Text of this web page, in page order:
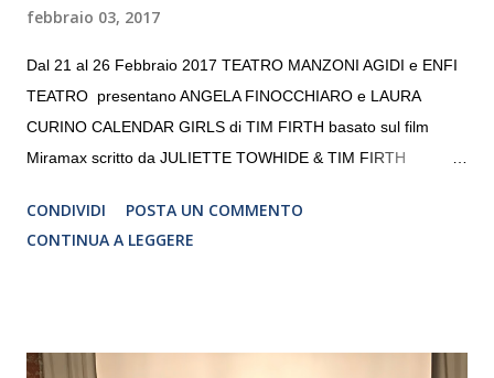
febbraio 03, 2017
Dal 21 al 26 Febbraio 2017 TEATRO MANZONI AGIDI e ENFI
TEATRO presentano ANGELA FINOCCHIARO e LAURA
CURINO CALENDAR GIRLS di TIM FIRTH basato sul film
Miramax scritto da JULIETTE TOWHIDE & TIM FIRTH
CRISTINA PEZZOLI
CONDIVIDI
POSTA UN COMMENTO
CONTINUA A LEGGERE